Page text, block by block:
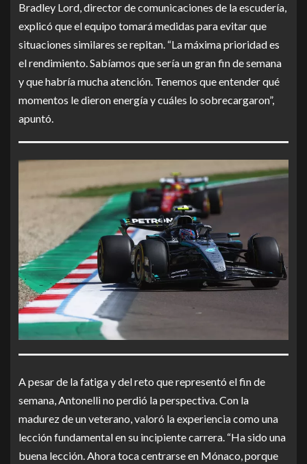
Bradley Lord, director de comunicaciones de la escudería,
explicó que el equipo tomará medidas para evitar que
situaciones similares se repitan. “La máxima prioridad es
el rendimiento. Sabíamos que sería un gran fin de semana
y que habría mucha atención. Tenemos que entender qué
momentos le dieron energía y cuáles lo sobrecargaron”,
apuntó.
A pesar de la fatiga y del reto que representó el fin de
semana, Antonelli no perdió la perspectiva. Con la
madurez de un veterano, valoró la experiencia como una
lección fundamental en su incipiente carrera. “Ha sido una
buena lección. Ahora toca centrarse en Mónaco, porque